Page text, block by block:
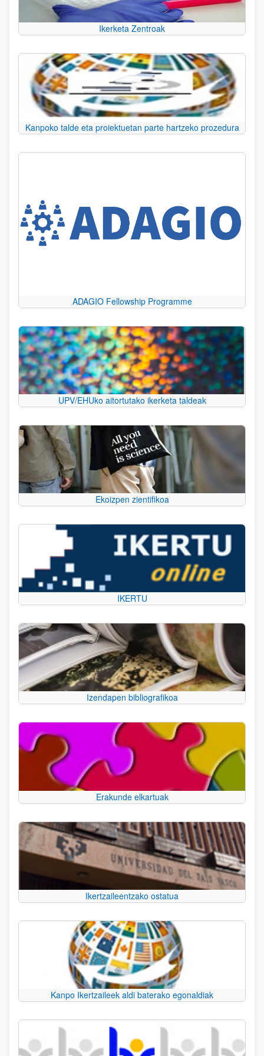
Ikerketa Zentroak
Kanpoko talde eta proiektuetan parte hartzeko prozedura
ADAGIO Fellowship Programme
UPV/EHUko aitortutako ikerketa taldeak
Ekoizpen zientifikoa
IKERTU
Izendapen bibliografikoa
Erakunde elkartuak
Ikertzaileentzako ostatua
Kanpo Ikertzaileek aldi baterako egonaldiak